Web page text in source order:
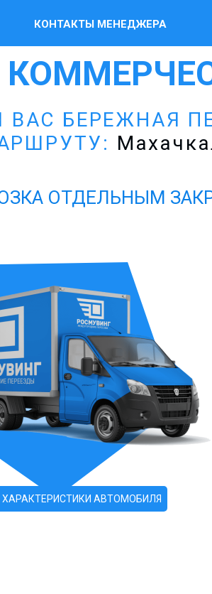
КОНТАКТЫ МЕНЕДЖЕРА
ВАС БЕРЕЖНАЯ
ОТДЕЛЬНЫМ
ХАРАКТЕРИСТИКИ АВТОМОБИЛЯ